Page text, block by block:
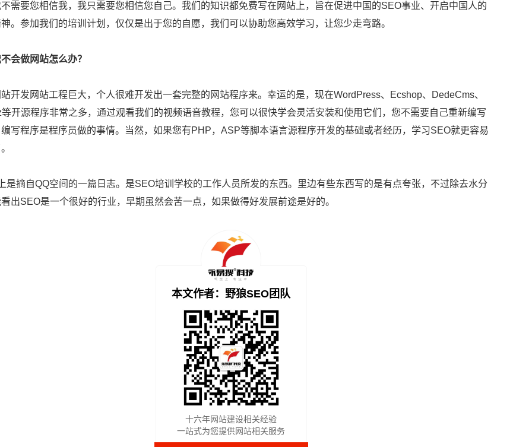
要您相信我，我只需要您相信您自己。我们的知识都免费写在网站上，旨在促进中国的SEO事业、开启中国人的
。参加我们的培训计划，仅仅是出于您的自愿，我们可以协助您高效学习，让您少走弯路。
会做网站怎么办？
网站工程巨大，个人很难开发出一套完整的网站程序来。幸运的是，现在WordPress、Ecshop、DedeCms、
开源程序非常之多，通过观看我们的视频语音教程，您可以很快学会灵活安装和使用它们，您不需要自己重新编写
写程序是程序员做的事情。当然，如果您有PHP，ASP等脚本语言源程序开发的基础或者经历，学习SEO就更容易
是摘自QQ空间的一篇日志。是SEO培训学校的工作人员所发的东西。里边有些东西写的是有点夸张，不过除去水分
出SEO是一个很好的行业，早期虽然会苦一点，如果做得好发展前途是好的。
本文作者：野狼SEO团队
十六年网站建设相关经验
一站式为您提供网站相关服务